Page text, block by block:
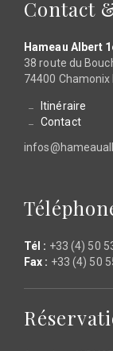
Contact
Hameau Albert
38 route du
74400
Itinéraire
Contact
Tél : +33 (4) 50
Fax : +33 (4) 50